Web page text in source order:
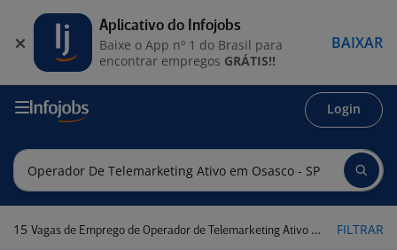
Login
15 Vagas de Emprego de Operador de Telemarketing Ativo em Osasco - SP FILTRAR
Aplicativo do Infojobs
Baixe o App nº 1 do Brasil para
encontrar empregos GRÁTIS!!
BAIXAR